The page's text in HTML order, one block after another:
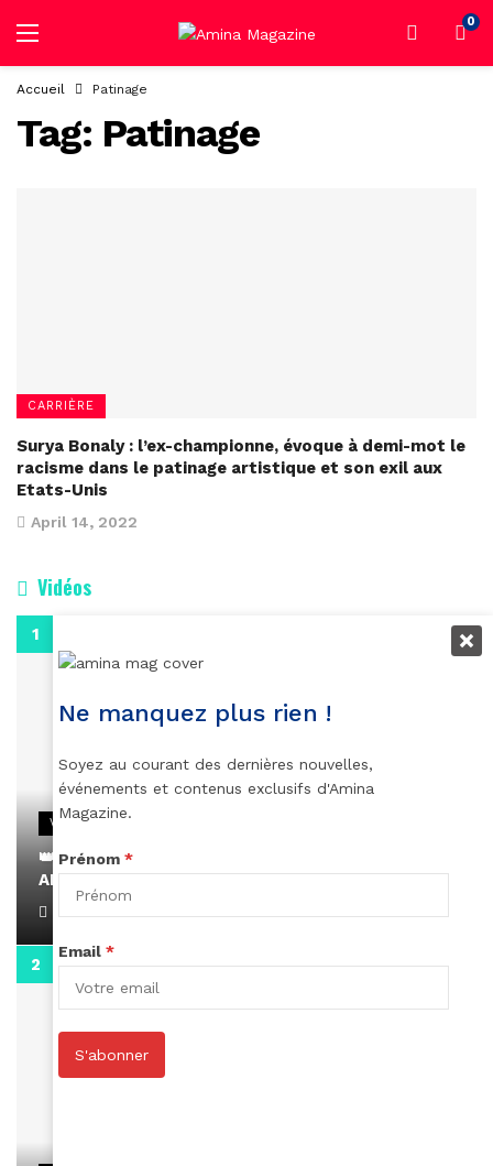
0
Accueil Patinage
Tag: Patinage
CARRIÈRE
Surya Bonaly : l’ex-championne, évoque à demi-mot le
racisme dans le patinage artistique et son exil aux
Etats-Unis
April 14, 2022
Vidéos
VIDEOS
👑 Remerciements à Ayden pour son message sur
AMINA, le Magazine de la Femme
0:13
Ne manquez plus rien !
Soyez au courant des dernières nouvelles,
événements et contenus exclusifs d'Amina
Magazine.
Prénom *
Email *
S'abonner